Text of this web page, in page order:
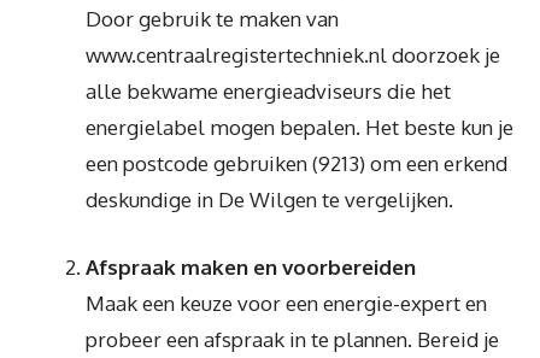
Door gebruik te maken van
www.centraalregistertechniek.nl doorzoek je
alle bekwame energieadviseurs die het
energielabel mogen bepalen. Het beste kun je
een postcode gebruiken (9213) om een erkend
deskundige in De Wilgen te vergelijken.
Afspraak maken en voorbereiden
Maak een keuze voor een energie-expert en
probeer een afspraak in te plannen. Bereid je